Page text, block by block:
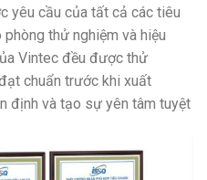
yêu cầu của tất cả các tiêu
thử nghiệm và hiệu
Vintec đều được thử
chuẩn trước khi xuất
định và tạo sự yên tâm tuyệt